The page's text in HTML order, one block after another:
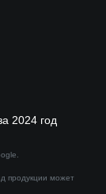
2024 год
продукции может